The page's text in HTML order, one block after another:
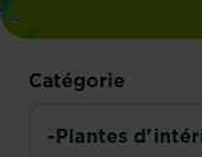
Catégorie